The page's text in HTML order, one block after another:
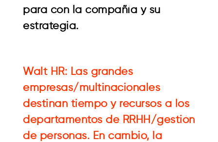
para con la compañía y su
estrategia.
Walt HR: Las grandes
empresas/multinacionales
destinan tiempo y recursos a los
departamentos de RRHH/gestión
de personas. En cambio, la